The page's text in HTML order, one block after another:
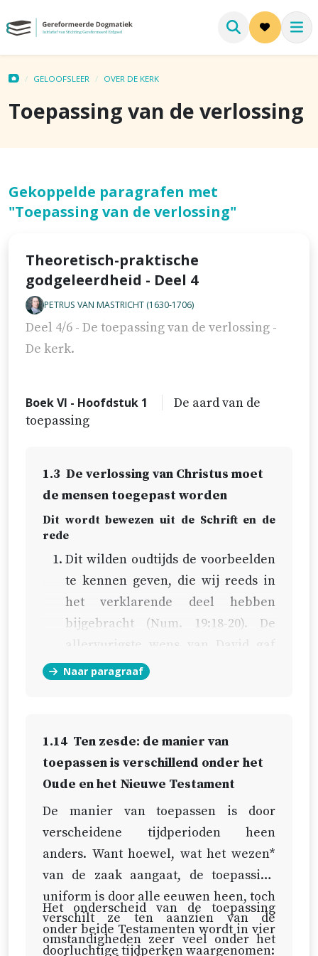
GELOOFSLEER OVER DE KERK
Toepassing van de verlossing
Gekoppelde paragrafen met
"Toepassing van de verlossing"
Theoretisch-praktische
godgeleerdheid - Deel 4
PETRUS VAN MASTRICHT (1630-1706)
Deel 4/6 - De toepassing van de verlossing -
De kerk.
Boek VI - Hoofdstuk 1
De aard van de
toepassing
1.3 De verlossing van Christus moet
de mensen toegepast worden
Dit wordt bewezen uit de Schrift en de
rede
Dit wilden oudtijds de voorbeelden
te kennen geven, die wij reeds in
het verklarende deel hebben
bijgebracht (Num. 19:18-20). De
dit eveneens te kennen (
geven, die eenmaal onder het
Nieuwe Testament vervuld
moesten worden (Ez. 36:25;
52:15).
Dit leren de verklaringen en
toepassingen van die voorbeelden
in het Nieuwe Testament duidelijk
(2 Petr. 1:2;Hebr. 10:22;Hebr. 12:24),
aangezien de besprenging niets
anders is dan een toepassing van
Naar paragraaf
1.14 Ten zesde: de manier van
toepassen is verschillend onder het
Oude en het Nieuwe Testament
De manier van toepassen is door
verscheidene tijdperioden heen
anders. Want hoewel, wat het wezen*
van de zaak aangaat, de toepassing
uniform is door alle eeuwen heen, toch
verschilt ze ten aanzien van de
omstandigheden zeer veel onder het
Het onderscheid van de toepassing
onder beide Testamenten wordt in vier
doorluchtige tijdperken waargenomen: